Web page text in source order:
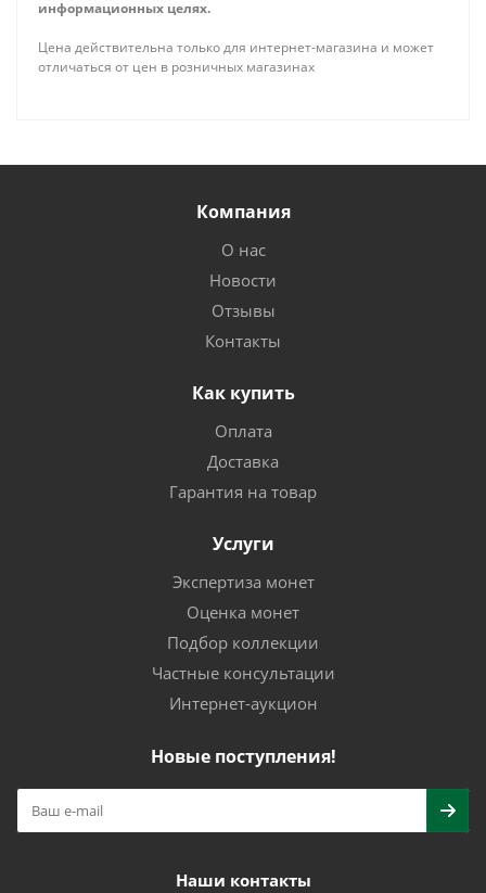
информационных целях.
Цена действительна только для интернет-магазина и может
отличаться от цен в розничных магазинах
Компания
О нас
Новости
Отзывы
Контакты
Как купить
Оплата
Доставка
Гарантия на товар
Услуги
Экспертиза монет
Оценка монет
Подбор коллекции
Частные консультации
Интернет-аукцион
Новые поступления!
Наши контакты